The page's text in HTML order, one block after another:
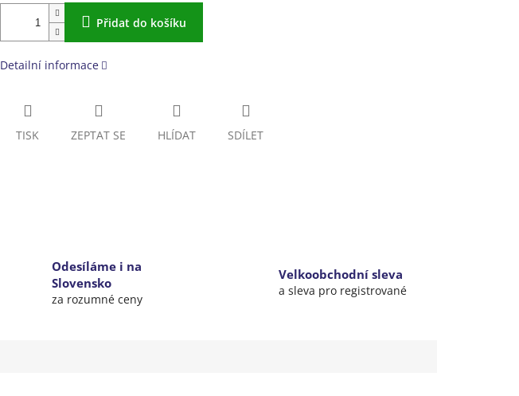
Přidat do košíku
Detailní informace
TISK ZEPTAT SE HLÍDAT SDÍLET
Odesíláme i na
Slovensko
za rozumné ceny
Velkoobchodní sleva
a sleva pro registrované